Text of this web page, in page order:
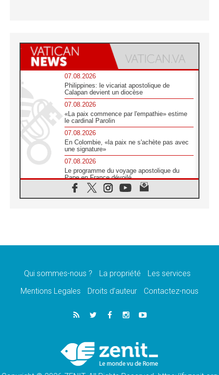
07.08.2026
Philippines: le vicariat apostolique de
Calapan devient un diocèse
07.08.2026
«La paix commence par l'empathie» estime
le cardinal Parolin
07.08.2026
En Colombie, «la paix ne s'achète pas avec
une signature»
07.08.2026
Le programme du voyage apostolique du
Pape en France dévoilé
07.08.2026
1ère Conférence continentale sur l'éducation
07.08.2026
07.08.2026
lancement des «dix jours de prière pour la
06.08.2026
Préparatifs des JMJ 2027 à Séoul: «c'est
Chrétiens et confucéens: respect et sagesse
pour relever les «défis urgents»
Qui sommes-nous ? La propriété
Les services
Mentions Legales
Droits d’auteur Contactez-nous